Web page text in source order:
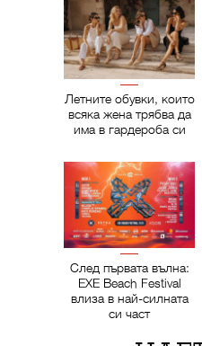
Летните обувки, които
всяка жена трябва да
има в гардероба си
След първата вълна:
EXE Beach Festival
влиза в най-силната
си част